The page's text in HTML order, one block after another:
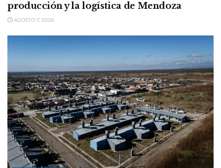
producción y la logística de Mendoza
AGOSTO 7, 2026